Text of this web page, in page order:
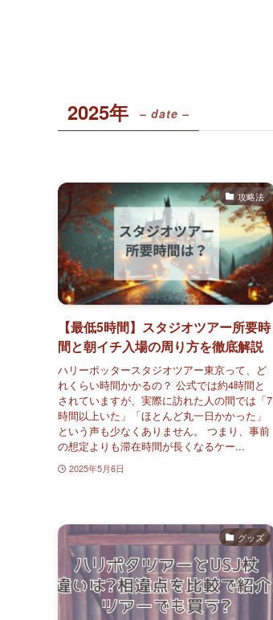
2025年 – date –
攻略法
【最低5時間】スタジオツアー所要時
間と朝イチ入場の周り方を徹底解説
ハリーポッタースタジオツアー東京って、ど
れくらい時間かかるの？ 公式では約4時間と
されていますが、実際に訪れた人の間では「7
時間以上いた」「ほとんど丸一日かかった」
という声も少なくありません。 つまり、事前
の想定よりも滞在時間が長くなるケー...
2025年5月6日
グッズ